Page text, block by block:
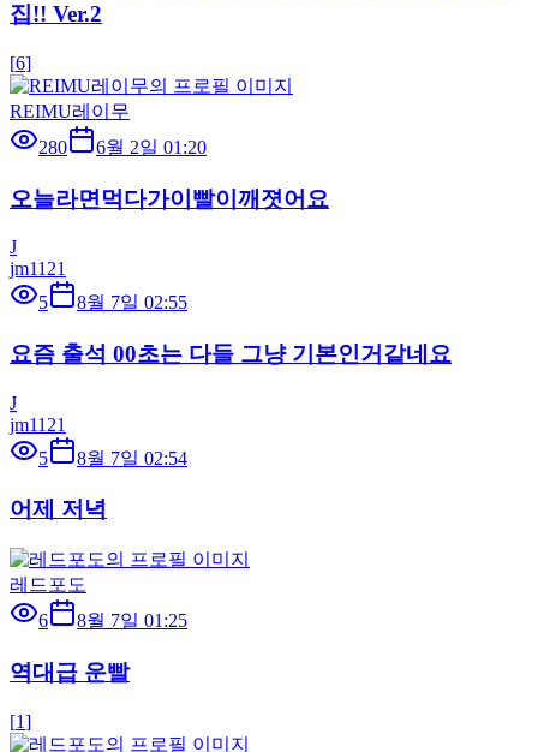
집!! Ver.2
[6]
REIMU레이무
280
6월 2일 01:20
오늘라면먹다가이빨이깨졋어요
J
jm1121
5
8월 7일 02:55
요즘 출석 00초는 다들 그냥 기본인거같네요
J
jm1121
5
8월 7일 02:54
어제 저녁
레드포도
6
8월 7일 01:25
역대급 운빨
[1]